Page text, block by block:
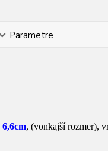
Parametre
6,6cm, (vonkajší rozmer),